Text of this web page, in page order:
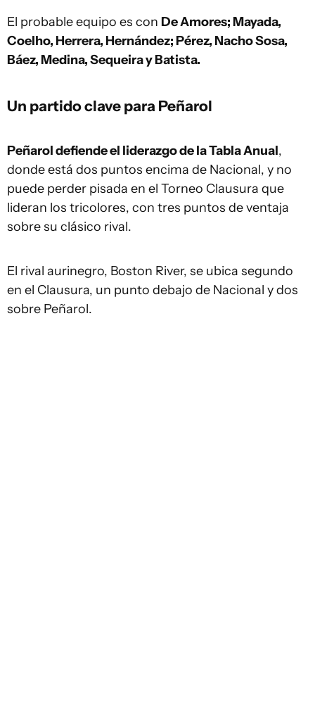
El probable equipo es con De Amores; Mayada,
Coelho, Herrera, Hernández; Pérez, Nacho Sosa,
Báez, Medina, Sequeira y Batista.
Un partido clave para Peñarol
Peñarol defiende el liderazgo de la Tabla Anual,
donde está dos puntos encima de Nacional, y no
puede perder pisada en el Torneo Clausura que
lideran los tricolores, con tres puntos de ventaja
sobre su clásico rival.
El rival aurinegro, Boston River, se ubica segundo
en el Clausura, un punto debajo de Nacional y dos
sobre Peñarol.